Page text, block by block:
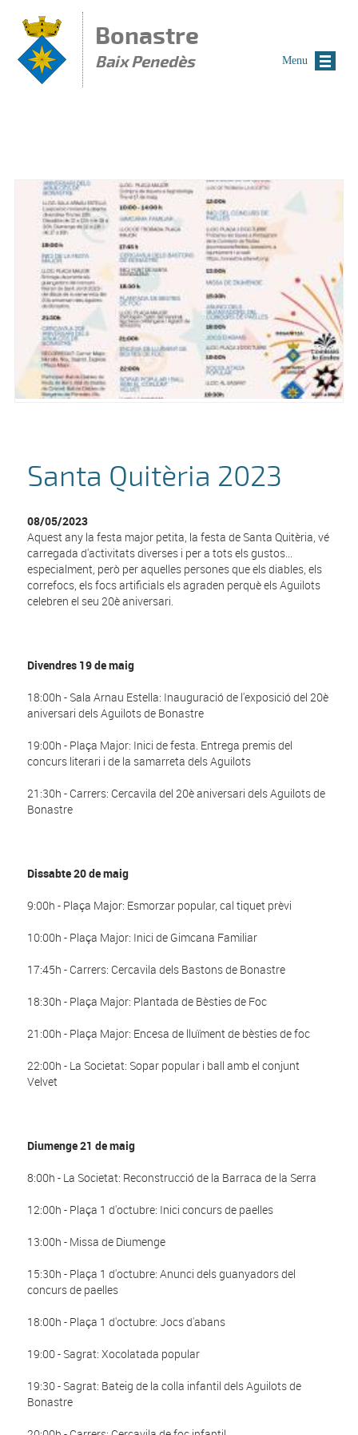
Bonastre
Baix Penedès
Santa Quitèria 2023
08/05/2023
Aquest any la festa major petita, la festa de Santa Quitèria, vé
carregada d'activitats diverses i per a tots els gustos...
especialment, però per aquelles persones que els diables, els
correfocs, els focs artificials els agraden perquè els Aguilots
celebren el seu 20è aniversari.
Divendres 19 de maig
18:00h - Sala Arnau Estella: Inauguració de l'exposició del 20è
aniversari dels Aguilots de Bonastre
19:00h - Plaça Major: Inici de festa. Entrega premis del
concurs literari i de la samarreta dels Aguilots
21:30h - Carrers: Cercavila del 20è aniversari dels Aguilots de
Bonastre
Dissabte 20 de maig
9:00h - Plaça Major: Esmorzar popular, cal tiquet prèvi
10:00h - Plaça Major: Inici de Gimcana Familiar
17:45h - Carrers: Cercavila dels Bastons de Bonastre
18:30h - Plaça Major: Plantada de Bèsties de Foc
21:00h - Plaça Major: Encesa de lluïment de bèsties de foc
22:00h - La Societat: Sopar popular i ball amb el conjunt
Velvet
Diumenge 21 de maig
8:00h - La Societat: Reconstrucció de la Barraca de la Serra
12:00h - Plaça 1 d'octubre: Inici concurs de paelles
13:00h - Missa de Diumenge
15:30h - Plaça 1 d'octubre: Anunci dels guanyadors del
concurs de paelles
18:00h - Plaça 1 d'octubre: Jocs d'abans
19:00 - Sagrat: Xocolatada popular
19:30 - Sagrat: Bateig de la colla infantil dels Aguilots de
Bonastre
Menu